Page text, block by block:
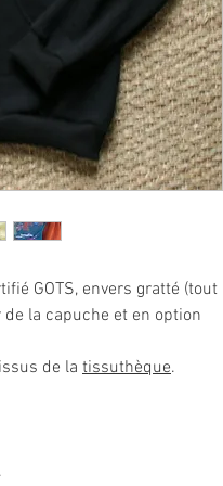
GOTS, envers gratté (tout
la capuche et en option
de la tissuthèque.